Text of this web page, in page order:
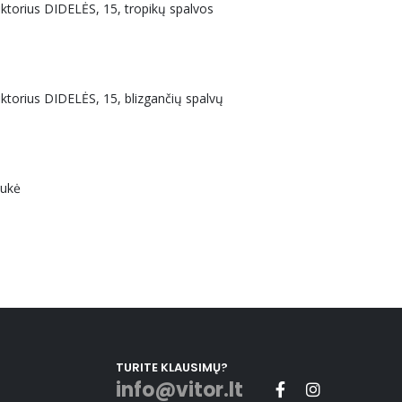
DIDELĖS, 15, tropikų spalvos
DIDELĖS, 15, blizgančių spalvų
TURITE KLAUSIMŲ?
info@vitor.lt